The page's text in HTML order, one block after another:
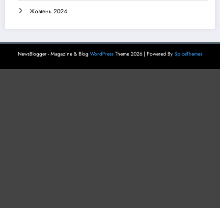
Жовтень 2024
NewsBlogger - Magazine & Blog WordPress Theme 2026 | Powered By SpiceThemes